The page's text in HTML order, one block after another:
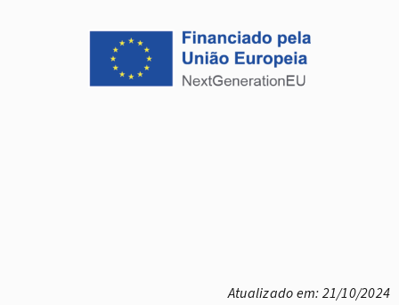
Atualizado em: 21/10/2024